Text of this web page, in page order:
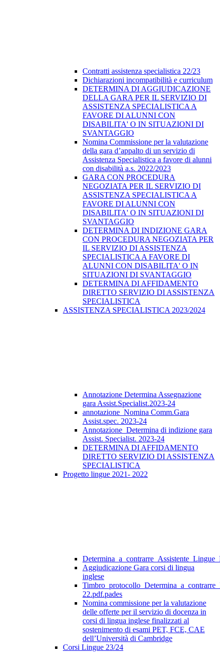
Contratti assistenza specialistica 22/23
Dichiarazioni incompatibilità e curriculum
DETERMINA DI AGGIUDICAZIONE
DELLA GARA PER IL SERVIZIO DI
ASSISTENZA SPECIALISTICA A
FAVORE DI ALUNNI CON
DISABILITA' O IN SITUAZIONI DI
SVANTAGGIO
Nomina Commissione per la valutazione
della gara d’appalto di un servizio di
Assistenza Specialistica a favore di alunni
con disabilità a.s. 2022/2023
GARA CON PROCEDURA
NEGOZIATA PER IL SERVIZIO DI
ASSISTENZA SPECIALISTICA A
FAVORE DI ALUNNI CON
DISABILITA' O IN SITUAZIONI DI
SVANTAGGIO
DETERMINA DI INDIZIONE GARA
CON PROCEDURA NEGOZIATA PER
IL SERVIZIO DI ASSISTENZA
SPECIALISTICA A FAVORE DI
ALUNNI CON DISABILITA' O IN
SITUAZIONI DI SVANTAGGIO
DETERMINA DI AFFIDAMENTO
DIRETTO SERVIZIO DI ASSISTENZA
SPECIALISTICA
ASSISTENZA SPECIALISTICA 2023/2024
Annotazione Determina Assegnazione
gara Assist.Specialist.2023-24
annotazione_Nomina Comm.Gara
Assist.spec. 2023-24
Annotazione_Determina di indizione gara
Assist. Specialist. 2023-24
DETERMINA DI AFFIDAMENTO
DIRETTO SERVIZIO DI ASSISTENZA
SPECIALISTICA
Progetto lingue 2021- 2022
Aggiudicazione Gara corsi di lingua
inglese
22.pdf.pades
Nomina commissione per la valutazione
delle offerte per il servizio di docenza in
corsi di lingua inglese finalizzati al
sostenimento di esami PET, FCE, CAE
dell’Università di Cambridge
Corsi Lingue 23/24